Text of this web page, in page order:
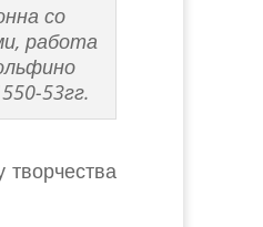
со
работа
53гг.